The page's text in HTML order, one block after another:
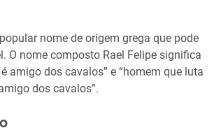
nome de origem grega que pode
O nome composto Rael Felipe significa
amigo dos cavalos” e “homem que luta
dos cavalos”.